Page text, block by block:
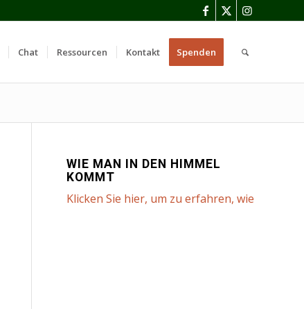
Chat Ressourcen Kontakt Spenden
WIE MAN IN DEN HIMMEL
KOMMT
Klicken Sie hier, um zu erfahren, wie